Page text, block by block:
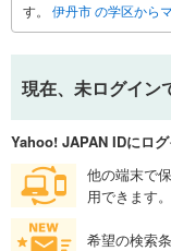
す。
伊丹市 の学区から
現在、未ログイン
Yahoo! JAPAN IDにロ
他の端末で
用できます。
希望の検索